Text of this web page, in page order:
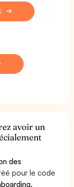
avoir un
des
pour le code